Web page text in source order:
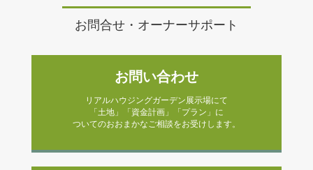
お問合せ・オーナーサポート
お問い合わせ
リアルハウジングガーデン展示場にて
「土地」「資金計画」「プラン」に
ついてのおおまかなご相談をお受けします。